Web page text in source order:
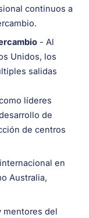
continuos a
- Al
Unidos, los
salidas
líderes
de
de centros
en
Australia,
mentores del